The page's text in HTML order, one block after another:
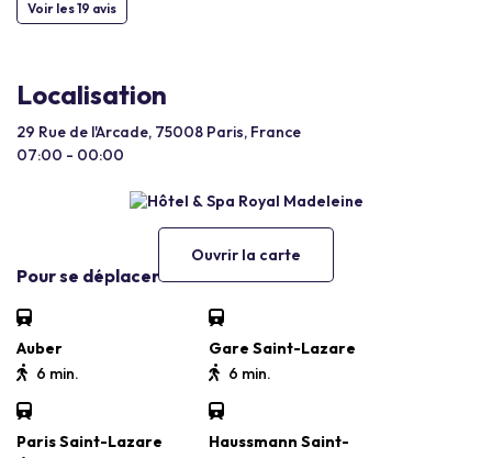
Voir les 19 avis
Localisation
29 Rue de l'Arcade, 75008 Paris, France
07:00 - 00:00
Ouvrir la carte
Pour se déplacer
Auber
6 min.
Gare Saint-Lazare
6 min.
Paris Saint-Lazare
Haussmann Saint-